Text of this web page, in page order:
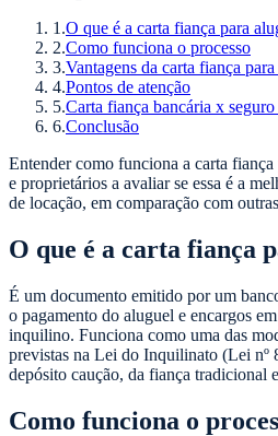
1 .O que é a carta fiança para
2.Como funciona o processo
3.Vantagens da carta fiança
4.Pontos de atenção
5.Carta fiança bancária x
6.Conclusão
Entender como funciona a carta
e proprietários a avaliar se essa é a
de locação, em comparação com
O que é a carta fiança
É um documento emitido por um
o pagamento do aluguel e encargos
inquilino. Funciona como uma das
previstas na Lei do Inquilinato (Lei nº
depósito caução, da fiança tradicional
Como funciona o